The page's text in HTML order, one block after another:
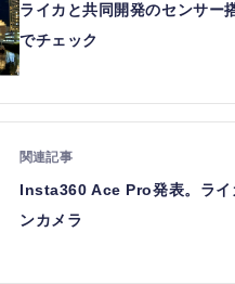
ライカと共同開発のセンサ
でチェック
Insta360 Ace Pro発表。ライ
ンカメラ